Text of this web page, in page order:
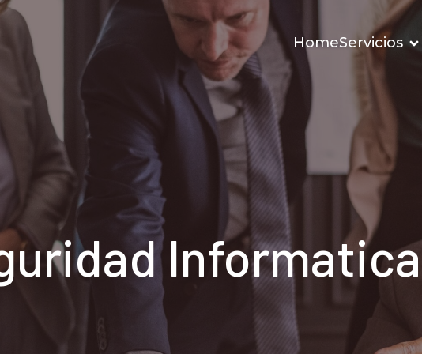
HomeServicios
Informatica